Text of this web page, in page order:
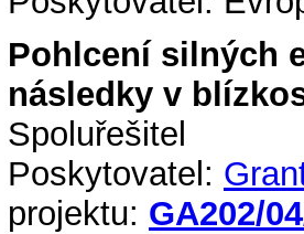
Pohlcení silných
následky v
Spoluřešitel
Poskytovatel:
projektu: GA202/